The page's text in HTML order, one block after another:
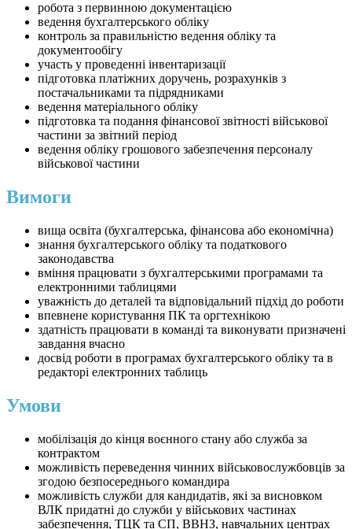
робота з первинною документацією
ведення бухгалтерського обліку
контроль за правильністю ведення обліку та
документообігу
участь у проведенні інвентаризації
підготовка платіжних доручень, розрахунків з
постачальниками та підрядниками
ведення матеріального обліку
підготовка та подання фінансової звітності військової
частини за звітний період
ведення обліку грошового забезпечення персоналу
військової частини
Вимоги
вища освіта (бухгалтерська, фінансова або економічна)
знання бухгалтерського обліку та податкового
законодавства
вміння працювати з бухгалтерськими програмами та
електронними таблицями
уважність до деталей та відповідальний підхід до роботи
впевнене користування ПК та оргтехнікою
здатність працювати в команді та виконувати призначені
завдання вчасно
досвід роботи в програмах бухгалтерського обліку та в
редакторі електронних таблиць
Умови
мобілізація до кінця воєнного стану або служба за
контрактом
можливість переведення чинних військовослужбовців за
згодою безпосереднього командира
можливість служби для кандидатів, які за висновком
ВЛК придатні до служби у військових частинах
забезпечення, ТЦК та СП, ВВНЗ, навчальних центрах